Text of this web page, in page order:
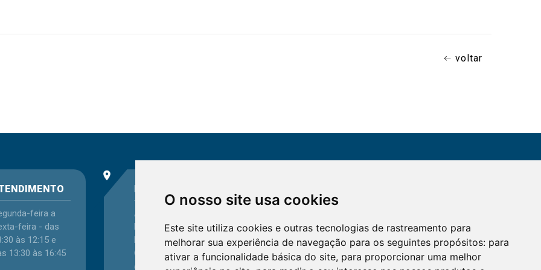
O nosso site usa cookies
Este site utiliza cookies e outras tecnologias de rastreamento para
melhorar sua experiência de navegação para os seguintes propósitos: para
ativar a funcionalidade básica do site, para proporcionar uma melhor
voltar
feira a
feira - das
às 12:15 e
13:30 às 16:45
place
ENDEREÇO
Avenida Itaqui, 45,
Bairro Petrópolis,
Porto Alegre - RS -
CEP 90460-140
Confira as demais
Confira os e-mailsaqui